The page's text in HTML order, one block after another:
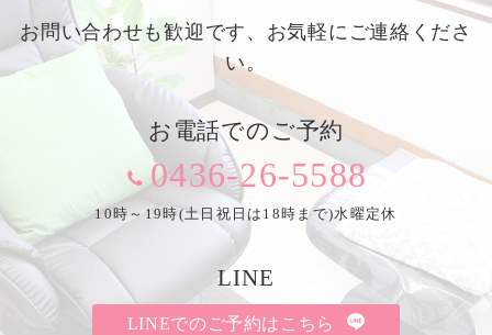
お問い合わせも歓迎です、お気軽にご連絡くださ
い。
お電話でのご予約
0436-26-5588
10時～19時(土日祝日は18時まで)水曜定休
LINE
LINEでのご予約はこちら